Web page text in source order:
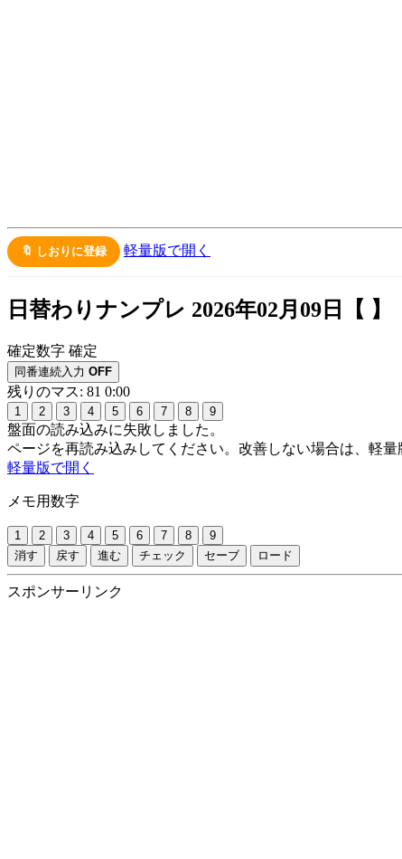
🔖 しおりに登録 軽量版で開く
日替わりナンプレ 2026年02月09日【 】
確定数字 確定
同番連続入力 OFF
残りのマス: 81 0:00
1 2 3 4 5 6 7 8 9
盤面の読み込みに失敗しました。
ページを再読み込みしてください。改善しない場合は、軽量
軽量版で開く
メモ用数字
1 2 3 4 5 6 7 8
9
消す
戻す 進む チェック セーブ ロード
スポンサーリンク